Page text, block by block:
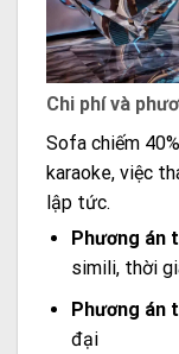
Chi phí và
Sofa chiếm
karaoke, việc
lập tức.
Phương án
simili, thời
Phương án
đại